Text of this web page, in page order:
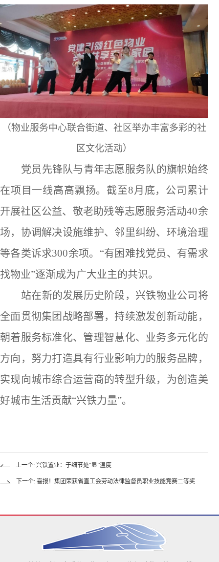
（物业服务中心联合街道、社区举办丰富多彩的社
区文化活动）
党员先锋队与青年志愿服务队的旗帜始终
在项目一线高高飘扬。 截至8月底，公司 累计
开展社区公益、敬老助残等志愿服务活动40余
场，协调解决设施维护、邻里纠纷、环境治理
等各类诉求300余项。“有困难找党员 、有需求
找物业”逐渐成为广大业主的共识。
站在新的发展历史阶段 ，兴铁物业公司 将
全面贯彻集团战略部署，持续激发创新动能 ，
朝着服务标准化、管理智慧化、业务多元化的
方向 ，努力打造具有行业影响力的服务品牌，
实现向城市综合运营商的转型升级，为创造美
好城市生活贡献“兴铁力量”。
上一个: 兴铁置业：于细节处“显”温度
下一个: 喜报！集团荣获省直工会劳动法律监督员职业技能竞赛二等奖